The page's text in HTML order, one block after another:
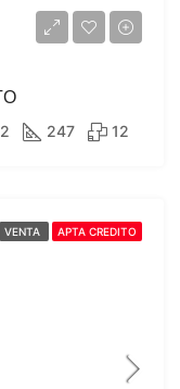
2 247 12
VENTA APTA CREDITO